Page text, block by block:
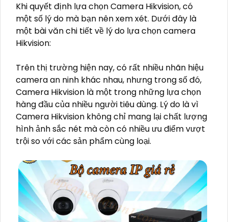
Khi quyết định lựa chọn Camera Hikvision, có
một số lý do mà bạn nên xem xét. Dưới đây là
một bài văn chi tiết về lý do lựa chọn camera
Hikvision:
Trên thị trường hiện nay, có rất nhiều nhãn hiệu
camera an ninh khác nhau, nhưng trong số đó,
Camera Hikvision là một trong những lựa chọn
hàng đầu của nhiều người tiêu dùng. Lý do là vì
Camera Hikvision không chỉ mang lại chất lượng
hình ảnh sắc nét mà còn có nhiều ưu điểm vượt
trội so với các sản phẩm cùng loại.